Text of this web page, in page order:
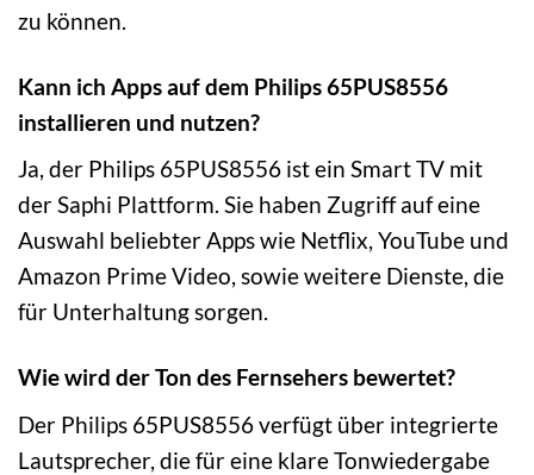
zu können.
Kann ich Apps auf dem Philips 65PUS8556
installieren und nutzen?
Ja, der Philips 65PUS8556 ist ein Smart TV mit
der Saphi Plattform. Sie haben Zugriff auf eine
Auswahl beliebter Apps wie Netflix, YouTube und
Amazon Prime Video, sowie weitere Dienste, die
für Unterhaltung sorgen.
Wie wird der Ton des Fernsehers bewertet?
Der Philips 65PUS8556 verfügt über integrierte
Lautsprecher, die für eine klare Tonwiedergabe